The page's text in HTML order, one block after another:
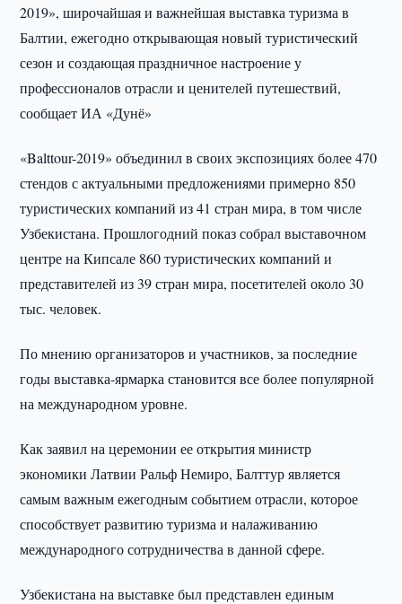
2019», широчайшая и важнейшая выставка туризма в
Балтии, ежегодно открывающая новый туристический
сезон и создающая праздничное настроение у
профессионалов отрасли и ценителей путешествий,
сообщает ИА «Дунё»
«Balttour-2019» объединил в своих экспозициях более 470
стендов с актуальными предложениями примерно 850
туристических компаний из 41 стран мира, в том числе
Узбекистана. Прошлогодний показ собрал выставочном
центре на Кипсале 860 туристических компаний и
представителей из 39 стран мира, посетителей около 30
тыс. человек.
По мнению организаторов и участников, за последние
годы выставка-ярмарка становится все более популярной
на международном уровне.
Как заявил на церемонии ее открытия министр
экономики Латвии Ральф Немиро, Балттур является
самым важным ежегодным событием отрасли, которое
способствует развитию туризма и налаживанию
международного сотрудничества в данной сфере.
Узбекистана на выставке был представлен единым